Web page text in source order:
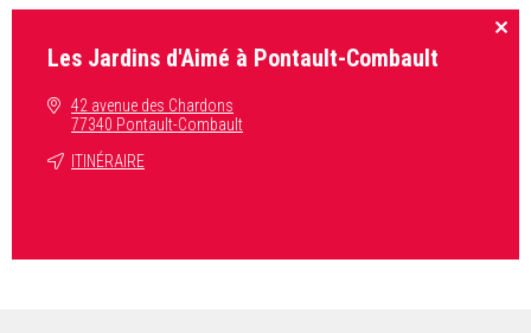
Les Jardins d'Aimé à Pontault-Combault
42 avenue des Chardons
77340 Pontault-Combault
ITINÉRAIRE